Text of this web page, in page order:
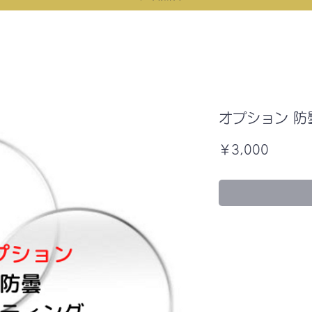
オプション
￥3,000